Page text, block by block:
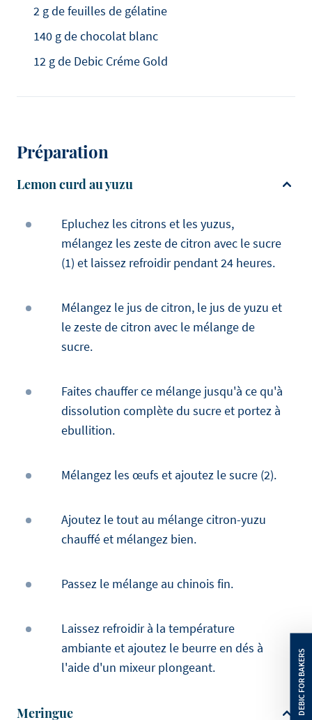
2 g de feuilles de gélatine
140 g de chocolat blanc
12 g de Debic Créme Gold
Préparation
Lemon curd au yuzu
Epluchez les citrons et les yuzus,
mélangez les zeste de citron avec le sucre
(1) et laissez refroidir pendant 24 heures.
Mélangez le jus de citron, le jus de yuzu et
le zeste de citron avec le mélange de
sucre.
Faites chauffer ce mélange jusqu'à ce qu'à
dissolution complète du sucre et portez à
ebullition.
Mélangez les œufs et ajoutez le sucre (2).
Ajoutez le tout au mélange citron-yuzu
chauffé et mélangez bien.
Passez le mélange au chinois fin.
Laissez refroidir à la température
ambiante et ajoutez le beurre en dés à
l'aide d'un mixeur plongeant.
Meringue